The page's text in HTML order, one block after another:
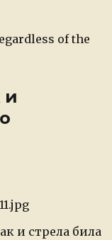
of the
и
и стрела била